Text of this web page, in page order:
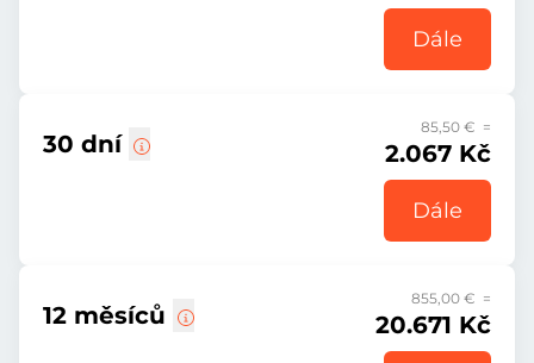
Dále
30 dní
85,50 € =
2.067 Kč
Dále
12 měsíců
855,00 € =
20.671 Kč